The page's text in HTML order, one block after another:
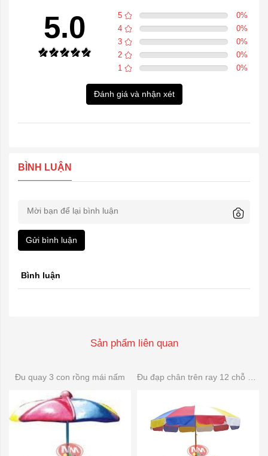
5.0 5 0%
4
0%
3
0%
2
0%
1
0%
Đánh giá và nhận xét
BÌNH LUẬN
Gửi bình luận
Bình luận
Sản phẩm liên quan
Đu quay 3 con rồng mái nấm